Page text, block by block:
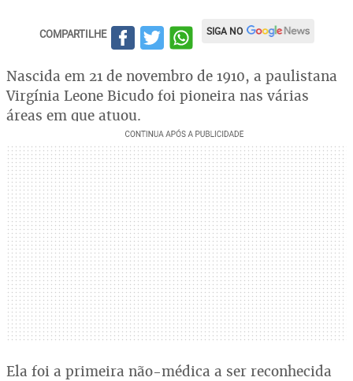
COMPARTILHE SIGA NO
Nascida em 21 de novembro de 1910, a paulistana
Virgínia Leone Bicudo foi pioneira nas várias
áreas em que atuou.
Ela foi a primeira não-médica a ser reconhecida